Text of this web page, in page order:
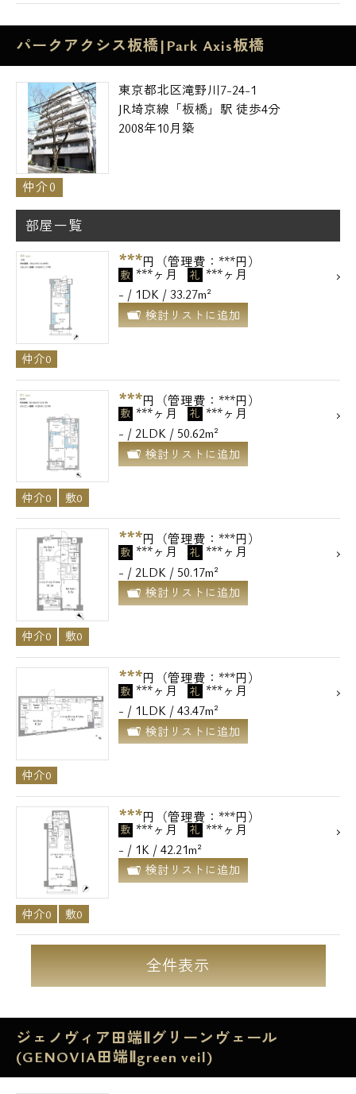
パークアクシス板橋|Park Axis板橋
東京都北区滝野川7-24-1
JR埼京線「板橋」駅 徒歩4分
2008年10月築
仲介0
部屋一覧
***円（管理費：***円）
敷 ***ヶ月 礼 ***ヶ月
- / 1DK / 33.27m²
検討リストに追加
仲介0
***円（管理費：***円）
敷 ***ヶ月 礼 ***ヶ月
- / 2LDK / 50.62m²
検討リストに追加
仲介0 敷0
***円（管理費：***円）
敷 ***ヶ月 礼 ***ヶ月
- / 2LDK / 50.17m²
検討リストに追加
仲介0 敷0
***円（管理費：***円）
敷 ***ヶ月 礼 ***ヶ月
- / 1LDK / 43.47m²
検討リストに追加
仲介0
***円（管理費：***円）
敷 ***ヶ月 礼 ***ヶ月
- / 1K / 42.21m²
検討リストに追加
仲介0 敷0
全件表示
ジェノヴィア田端Ⅱグリーンヴェール
(GENOVIA田端Ⅱgreen veil)
0120-500-529